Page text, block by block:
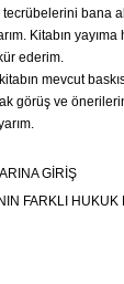
bana
Kitabın
ederim.
mevcut
görüş ve
GİRİŞ
FARKLI HUKUK